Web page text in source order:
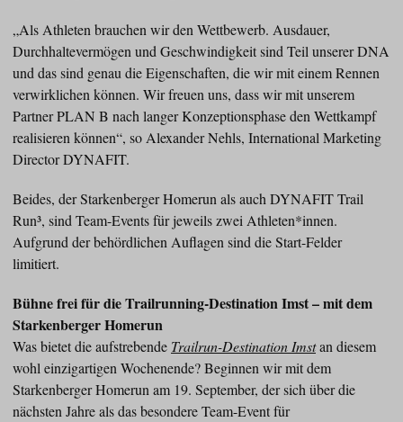
„Als Athleten brauchen wir den Wettbewerb. Ausdauer,
Durchhaltevermögen und Geschwindigkeit sind Teil unserer DNA
und das sind genau die Eigenschaften, die wir mit einem Rennen
verwirklichen können. Wir freuen uns, dass wir mit unserem
Partner PLAN B nach langer Konzeptionsphase den Wettkampf
realisieren können“, so Alexander Nehls, International Marketing
Director DYNAFIT.
Beides, der Starkenberger Homerun als auch DYNAFIT Trail
Run³, sind Team-Events für jeweils zwei Athleten*innen.
Aufgrund der behördlichen Auflagen sind die Start-Felder
limitiert.
Bühne frei für die Trailrunning-Destination Imst – mit dem
Starkenberger Homerun
Was bietet die aufstrebende Trailrun-Destination Imstan diesem
wohl einzigartigen Wochenende? Beginnen wir mit dem
Starkenberger Homerun am 19. September, der sich über die
nächsten Jahre als das besondere Team-Event für